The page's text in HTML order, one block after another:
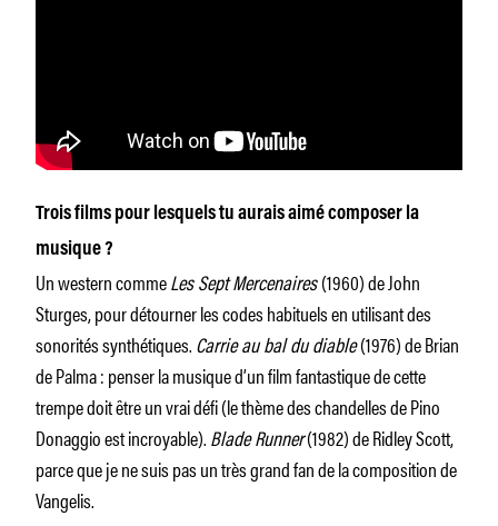
Trois films pour lesquels tu aurais aimé composer la
musique ?
Un western commeLes Sept Mercenaires(1960) de John
Sturges, pour détourner les codes habituels en utilisant des
sonorités synthétiques.Carrie au bal du diable(1976) de Brian
de Palma : penser la musique d’un film fantastique de cette
trempe doit être un vrai défi (le thème des chandelles de Pino
Donaggio est incroyable).Blade Runner(1982) de Ridley Scott,
parce que je ne suis pas un très grand fan de la composition de
Vangelis.